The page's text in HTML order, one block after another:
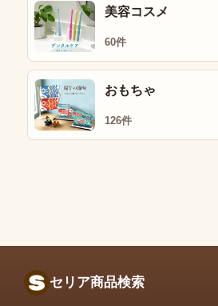
美容コスメ
60件
おもちゃ
126件
セリア商品検索